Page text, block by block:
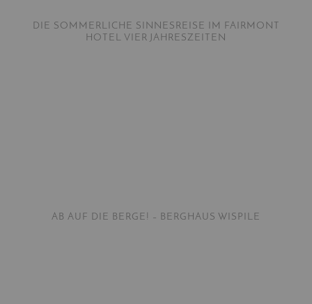
DIE SOMMERLICHE SINNESREISE IM FAIRMONT
HOTEL VIER JAHRESZEITEN
AB AUF DIE BERGE! – BERGHAUS WISPILE